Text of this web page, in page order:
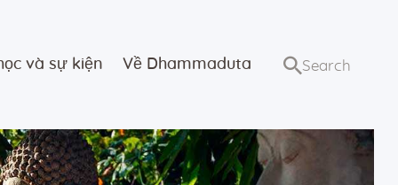
và sự kiện Về Dhammaduta